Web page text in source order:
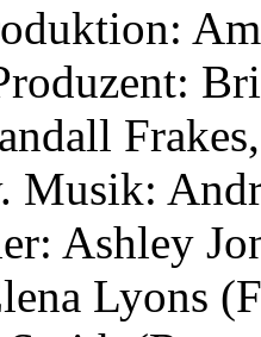
Musik:
Ashley
Lyons